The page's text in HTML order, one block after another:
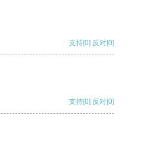
支持[0] 反对[0]
支持[0] 反对[0]